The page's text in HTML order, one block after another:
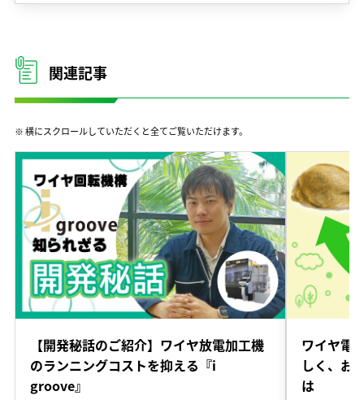
関連記事
※ 横にスクロールしていただくと全てご覧いただけます。
【開発秘話のご紹介】ワイヤ放電加工機
のランニングコストを抑える『i
groove』
ワイヤ電
しく、お
は